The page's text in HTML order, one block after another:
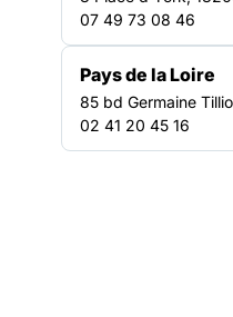
Les parents et leurs 4
des activités proposées par
vacances a été bien plus
a permis à la famille de se
de renforcer les liens entre
compétences et
07 49 73 08 46
Pays de la Loire
85 bd Germaine
02 41 20 45 16